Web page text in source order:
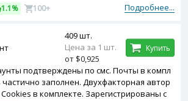
Подробнее...
1.1% 100+
подтверждены по смс. Почты в компл
заполнен. Двухфакторная автор
в комплекте. Зарегистрированы с
409 шт.
Цена за 1 шт.
от $0,925
Купить